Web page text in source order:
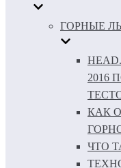
ГОРНЫЕ
2016
КАК
ЧТО